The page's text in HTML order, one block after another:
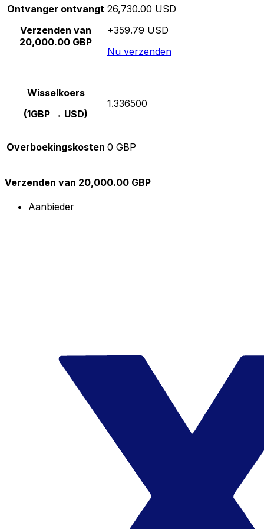
Ontvanger ontvangt
Verzenden van
20,000.00 GBP
26,730.00 USD
+359.79 USD
Nu verzenden
Wisselkoers
(1GBP → USD)
1.336500
Overboekingskosten 0 GBP
Verzenden van 20,000.00 GBP
Aanbieder